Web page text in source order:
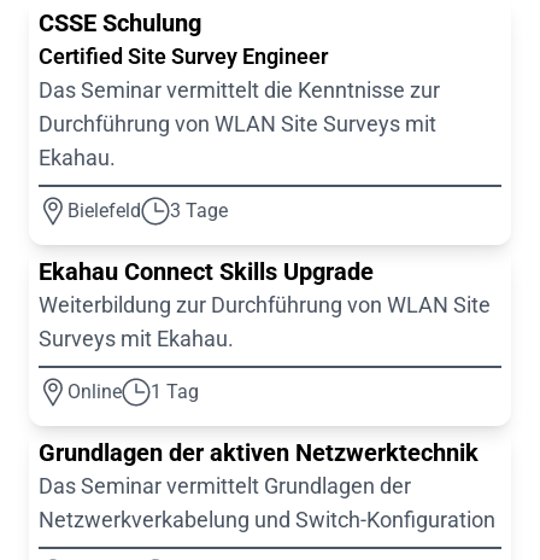
CSSE Schulung
Certified Site Survey Engineer
Das Seminar vermittelt die Kenntnisse zur
Durchführung von WLAN Site Surveys mit
Ekahau.
Bielefeld 3 Tage
Ekahau Connect Skills Upgrade
Weiterbildung zur Durchführung von WLAN Site
Surveys mit Ekahau.
Online 1 Tag
Grundlagen der aktiven Netzwerktechnik
Das Seminar vermittelt Grundlagen der
Netzwerkverkabelung und Switch-Konfiguration